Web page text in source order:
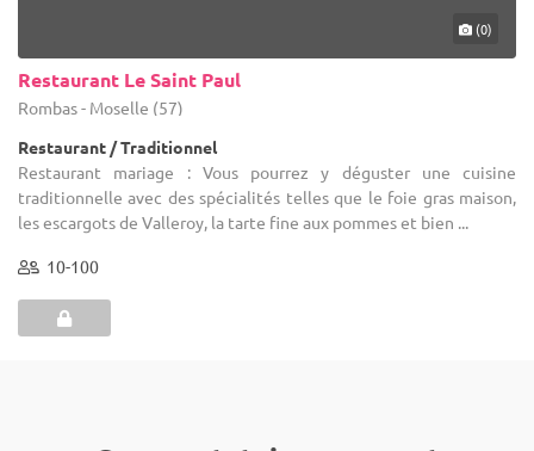
(0)
Restaurant Le Saint Paul
Rombas - Moselle (57)
Restaurant / Traditionnel
Restaurant mariage : Vous pourrez y déguster une cuisine
traditionnelle avec des spécialités telles que le foie gras maison,
les escargots de Valleroy, la tarte fine aux pommes et bien ...
10-100